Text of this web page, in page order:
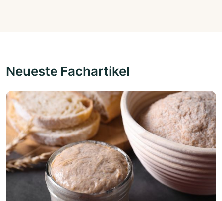
Neueste Fachartikel